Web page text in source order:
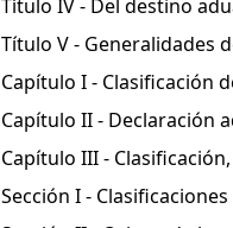
Título IV - Del destino
Título V - Generalidades
Capítulo I - Clasificación
Capítulo II - Declaración
Capítulo III -
Sección I -